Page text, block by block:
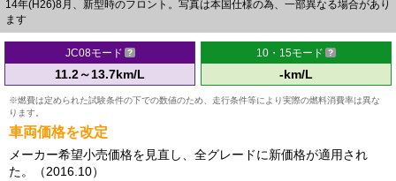
14年(H26)8月、新型時のフロント。写真は本国仕様の為、一部異なる場合があり
ます
JC08モード
11.2～13.7km/L
10・15モード
-km/L
※燃費は定められた試験条件の下での数値のため、走行条件等により実際の燃料消費率は異な
ります。
車両価格を改定
メーカー希望小売価格を見直し、全グレードに新価格が適用され
た。（2016.10）